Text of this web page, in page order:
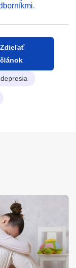
Zdieľať
článok